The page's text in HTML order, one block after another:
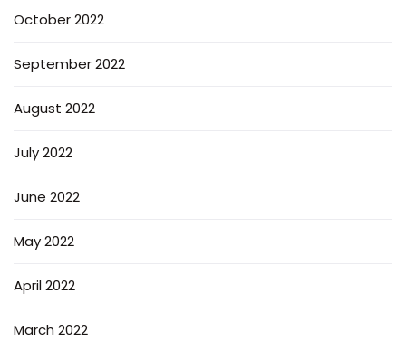
October 2022
September 2022
August 2022
July 2022
June 2022
May 2022
April 2022
March 2022